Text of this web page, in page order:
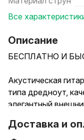
Все
Описание
БЕСПЛАТНО И
Акустическая
типа дредноут,
элегантный
Доставка и